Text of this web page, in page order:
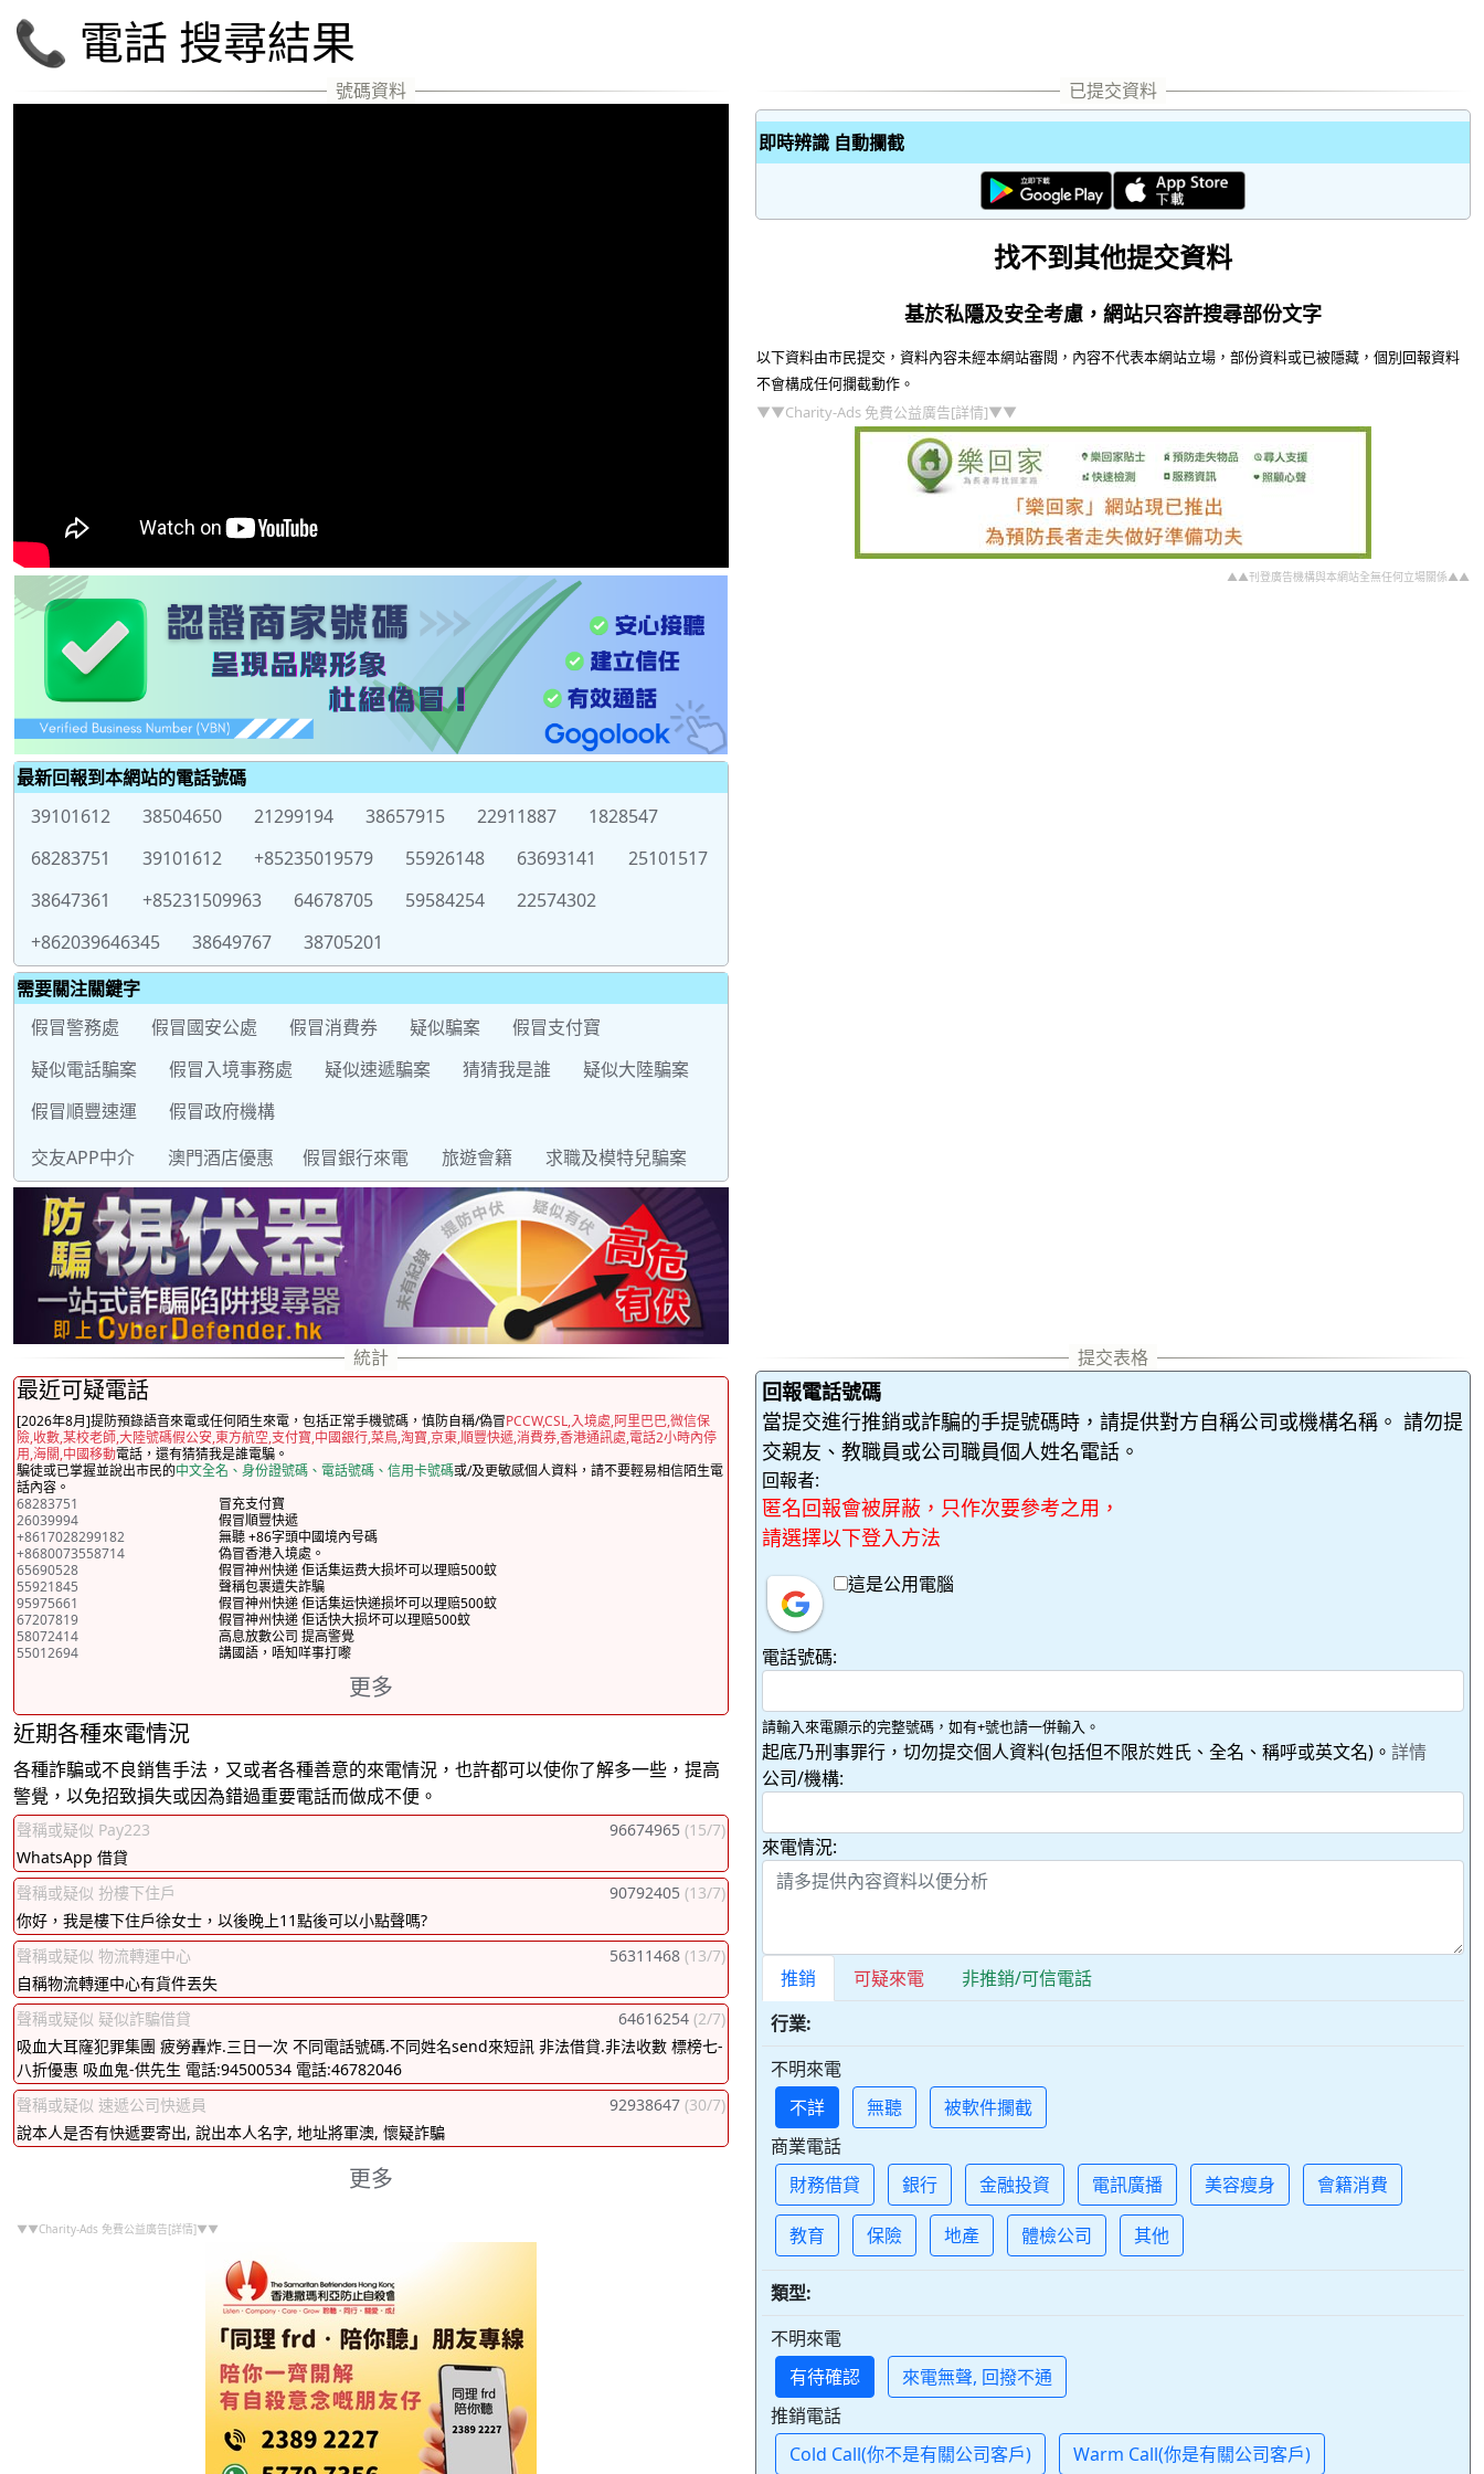
📞 電話 搜尋結果
最新回報到本網站的電話號碼
39101612
38504650 21299194 38657915 22911887
1828547
68283751
39101612 +85235019579 55926148 63693141
25101517
38647361
+85231509963 64678705 59584254
22574302
+862039646345
38649767
38705201
需要關注關鍵字
假冒警務處
假冒國安公處 假冒消費券 疑似騙案
假冒支付寶
疑似電話騙案
假冒入境事務處 疑似速遞騙案 猜猜我是誰
疑似大陸騙案
假冒順豐速運
假冒政府機構
交友APP中介
澳門酒店優惠 假冒銀行來電 旅遊會籍 求職及模特兒騙案
即時辨識 自動攔截
找不到其他提交資料
基於私隱及安全考慮，網站只容許搜尋部份文字
以下資料由市民提交，資料內容未經本網站審閱，內容不代表本網站立場，部份資料或已被隱藏，個別回報資料
不會構成任何攔截動作。
▼▼Charity-Ads 免費公益廣告[詳情]▼▼
▲▲刊登廣告機構與本網站全無任何立場關係▲▲
最近可疑電話
[2026年8月]提防預錄語音來電或任何陌生來電，包括正常手機號碼，慎防自稱/偽冒PCCW,CSL,入境處,阿里巴巴,微信保
險,收數,某校老師,大陸號碼假公安,東方航空,支付寶,中國銀行,菜鳥,淘寶,京東,順豐快遞,消費券,香港通訊處,電話2小時內停
用,海關,中國移動電話，還有猜猜我是誰電騙。
騙徒或已掌握並說出市民的中文全名、身份證號碼、電話號碼、信用卡號碼或/及更敏感個人資料，請不要輕易相信陌生電
話內容。
68283751
冒充支付寶
26039994
假冒順豐快遞
+8617028299182
無聽 +86字頭中國境內号碼
+8680073558714
偽冒香港入境處。
65690528
假冒神州快递 佢话集运费大损坏可以理赔500蚊
55921845
聲稱包裹遺失詐騙
95975661
假冒神州快递 佢话集运快递损坏可以理赔500蚊
67207819
假冒神州快递 佢话快大损坏可以理赔500蚊
58072414
高息放數公司 提高警覺
55012694
講國語，唔知咩事打嚟
更多
近期各種來電情況
各種詐騙或不良銷售手法，又或者各種善意的來電情況，也許都可以使你了解多一些，提高
警覺，以免招致損失或因為錯過重要電話而做成不便。
聲稱或疑似 Pay223 96674965 (15/7)
WhatsApp 借貸
聲稱或疑似 扮樓下住戶
90792405 (13/7)
你好，我是樓下住戶徐女士，以後晚上11點後可以小點聲嗎?
聲稱或疑似 物流轉運中心
56311468 (13/7)
自稱物流轉運中心有貨件丟失
聲稱或疑似 疑似詐騙借貸
64616254 (2/7)
吸血大耳窿犯罪集團 疲勞轟炸.三日一次 不同電話號碼.不同姓名send來短訊 非法借貸.非法收數 標榜七-
八折優惠 吸血鬼-供先生 電話:94500534 電話:46782046
聲稱或疑似 速遞公司快遞員
92938647 (30/7)
說本人是否有快遞要寄出, 說出本人名字, 地址將軍澳, 懷疑詐騙
更多
▼▼Charity-Ads 免費公益廣告[詳情]▼▼
回報電話號碼
當提交進行推銷或詐騙的手提號碼時，請提供對方自稱公司或機構名稱。 請勿提
交親友、教職員或公司職員個人姓名電話。
回報者:
匿名回報會被屏蔽，只作次要參考之用，
請選擇以下登入方法
這是公用電腦
電話號碼:
請輸入來電顯示的完整號碼，如有+號也請一併輸入。
起底乃刑事罪行，切勿提交個人資料(包括但不限於姓氏、全名、稱呼或英文名)。 詳情
公司/機構:
來電情況:
推銷 可疑來電
非推銷/可信電話
行業:
不明來電
不詳
無聽
被軟件攔截
商業電話
財務借貸
銀行 金融投資 電訊廣播 美容瘦身 會籍消費
教育 保險 地產 體檢公司 其他
類型:
不明來電
有待確認
來電無聲, 回撥不通
推銷電話
Cold Call(你不是有關公司客戶)
Warm Call(你是有關公司客戶)